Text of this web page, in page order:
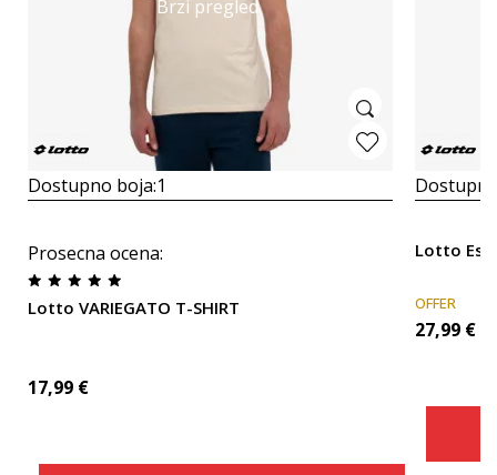
Brzi pregled
Dostupno boja:1
Prosecna ocena:
Lotto VARIEGATO T-SHIRT
17,99 €
Lotto
OFFER
27,99 €